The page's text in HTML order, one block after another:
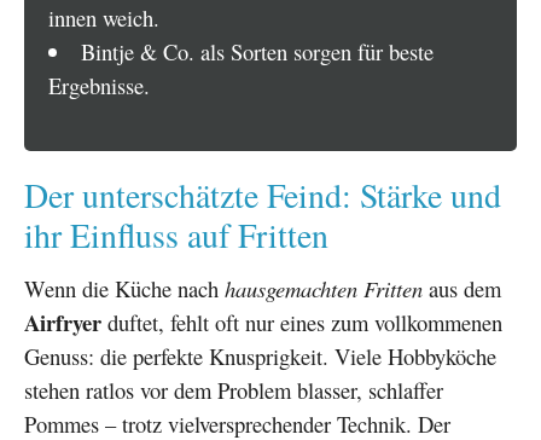
innen weich.
Bintje & Co. als Sorten sorgen für beste
Ergebnisse.
Der unterschätzte Feind: Stärke und
ihr Einfluss auf Fritten
Wenn die Küche nach hausgemachten Fritten aus dem
Airfryer duftet, fehlt oft nur eines zum vollkommenen
Genuss: die perfekte Knusprigkeit. Viele Hobbyköche
stehen ratlos vor dem Problem blasser, schlaffer
Pommes – trotz vielversprechender Technik. Der